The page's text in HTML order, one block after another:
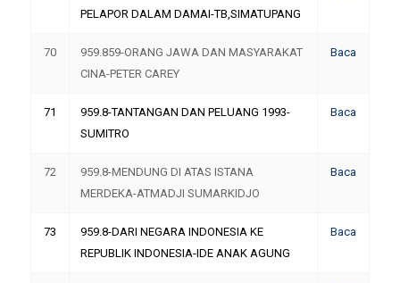
PELAPOR DALAM DAMAI-TB,SIMATUPANG
70
959.859-ORANG JAWA DAN MASYARAKAT
CINA-PETER CAREY
Baca
71
959.8-TANTANGAN DAN PELUANG 1993-
SUMITRO
Baca
72
959.8-MENDUNG DI ATAS ISTANA
MERDEKA-ATMADJI SUMARKIDJO
Baca
73
959.8-DARI NEGARA INDONESIA KE
REPUBLIK INDONESIA-IDE ANAK AGUNG
Baca